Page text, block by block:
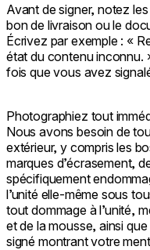
Avant de signer, notez
bon de livraison ou le
Écrivez par exemple : «
état du contenu inconnu.
fois que vous avez
Photographiez tout
Nous avons besoin de
extérieur, y compris les
marques d’écrasement,
spécifiquement
l’unité elle-même sous
tout dommage à l’unité,
et de la mousse, ainsi
signé montrant votre